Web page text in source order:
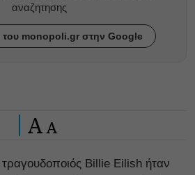
αναζητησης
monopoli.gr στην Google
A A
τραγουδοποιός Billie Eilish ήταν